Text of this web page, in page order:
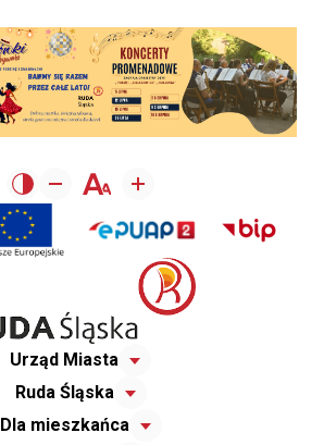
Urząd Miasta
Ruda Śląska
Dla mieszkańca